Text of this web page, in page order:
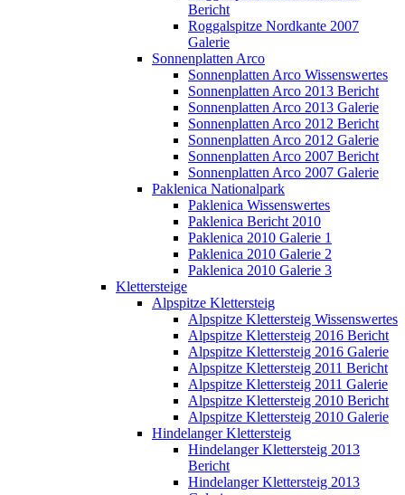
Bericht
Roggalspitze Nordkante 2007
Galerie
Sonnenplatten Arco
Sonnenplatten Arco Wissenswertes
Sonnenplatten Arco 2013 Bericht
Sonnenplatten Arco 2013 Galerie
Sonnenplatten Arco 2012 Bericht
Sonnenplatten Arco 2012 Galerie
Sonnenplatten Arco 2007 Bericht
Sonnenplatten Arco 2007 Galerie
Paklenica Nationalpark
Paklenica Wissenswertes
Paklenica Bericht 2010
Paklenica 2010 Galerie 1
Paklenica 2010 Galerie 2
Paklenica 2010 Galerie 3
Klettersteige
Alpspitze Klettersteig
Alpspitze Klettersteig Wissenswertes
Alpspitze Klettersteig 2016 Bericht
Alpspitze Klettersteig 2016 Galerie
Alpspitze Klettersteig 2011 Bericht
Alpspitze Klettersteig 2011 Galerie
Alpspitze Klettersteig 2010 Bericht
Alpspitze Klettersteig 2010 Galerie
Hindelanger Klettersteig
Hindelanger Klettersteig 2013
Bericht
Hindelanger Klettersteig 2013